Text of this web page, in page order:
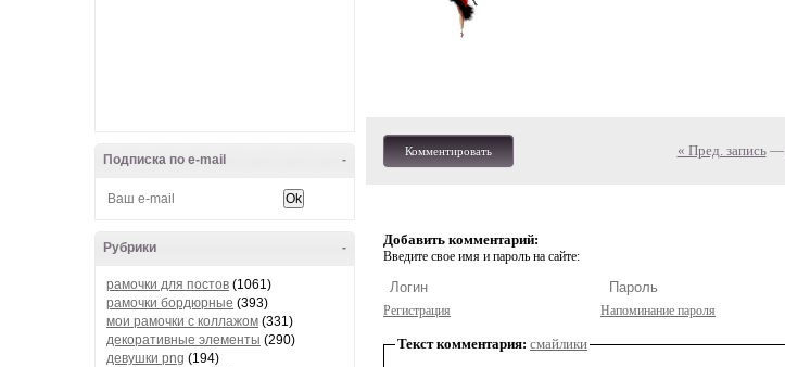
-
Подписка по e-mail
-
Рубрики
рамочки для постов (1061)
рамочки бордюрные (393)
мои рамочки с коллажом (331)
декоративные элементы (290)
девушки png (194)
Комментировать « Пред. запись—
Добавить комментарий:
Введите свое имя и пароль на сайте:
Регистрация Напоминание пароля
Текст комментария: смайлики